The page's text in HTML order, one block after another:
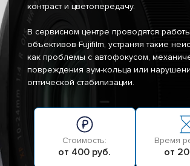
контраст и цветопередачу.
В сервисном центре проводятся
объективов Fujifilm, устраняя такие
как проблемы с автофокусом,
повреждения зум-кольца или
оптической стабилизации.
Стоимость:
от 400 руб.
Время
от